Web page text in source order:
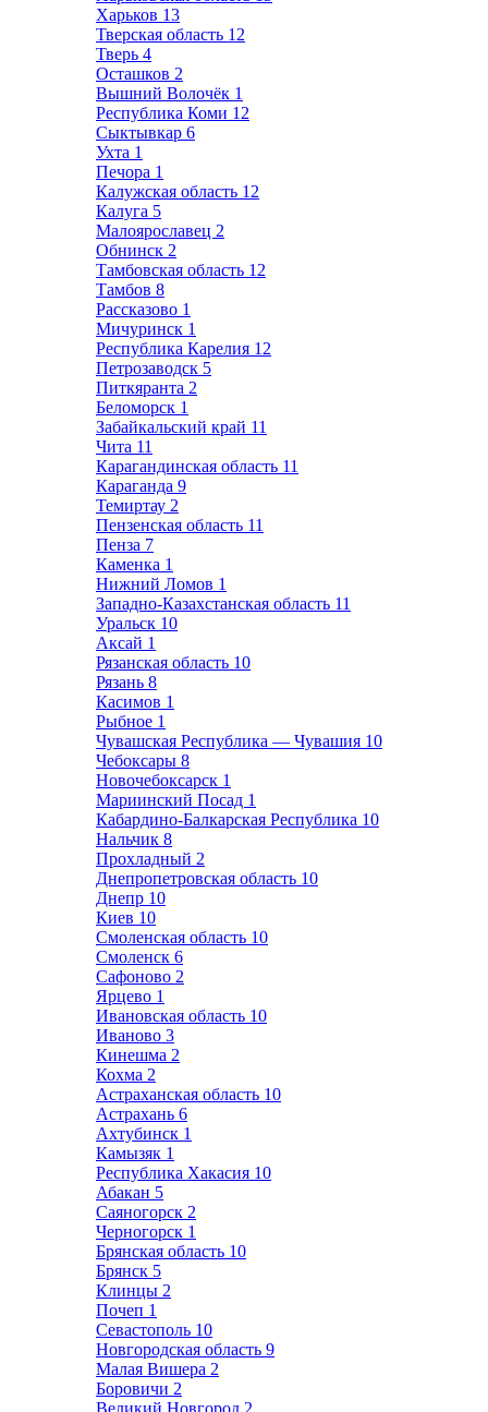
Харьков 13
Тверская область 12
Тверь 4
Осташков 2
Вышний Волочёк 1
Республика Коми 12
Сыктывкар 6
Ухта 1
Печора 1
Калужская область 12
Калуга 5
Малоярославец 2
Обнинск 2
Тамбовская область 12
Тамбов 8
Рассказово 1
Мичуринск 1
Республика Карелия 12
Петрозаводск 5
Питкяранта 2
Беломорск 1
Забайкальский край 11
Чита 11
Карагандинская область 11
Караганда 9
Темиртау 2
Пензенская область 11
Пенза 7
Каменка 1
Нижний Ломов 1
Западно-Казахстанская область 11
Уральск 10
Аксай 1
Рязанская область 10
Рязань 8
Касимов 1
Рыбное 1
Чувашская Республика — Чувашия 10
Чебоксары 8
Новочебоксарск 1
Мариинский Посад 1
Кабардино-Балкарская Республика 10
Нальчик 8
Прохладный 2
Днепропетровская область 10
Днепр 10
Киев 10
Смоленская область 10
Смоленск 6
Сафоново 2
Ярцево 1
Ивановская область 10
Иваново 3
Кинешма 2
Кохма 2
Астраханская область 10
Астрахань 6
Ахтубинск 1
Камызяк 1
Республика Хакасия 10
Абакан 5
Саяногорск 2
Черногорск 1
Брянская область 10
Брянск 5
Клинцы 2
Почеп 1
Севастополь 10
Новгородская область 9
Малая Вишера 2
Боровичи 2
Великий Новгород 2